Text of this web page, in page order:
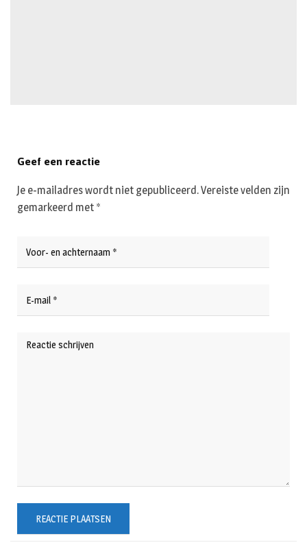
Geef een reactie
Je e-mailadres wordt niet gepubliceerd.Vereiste velden zijn
gemarkeerd met *